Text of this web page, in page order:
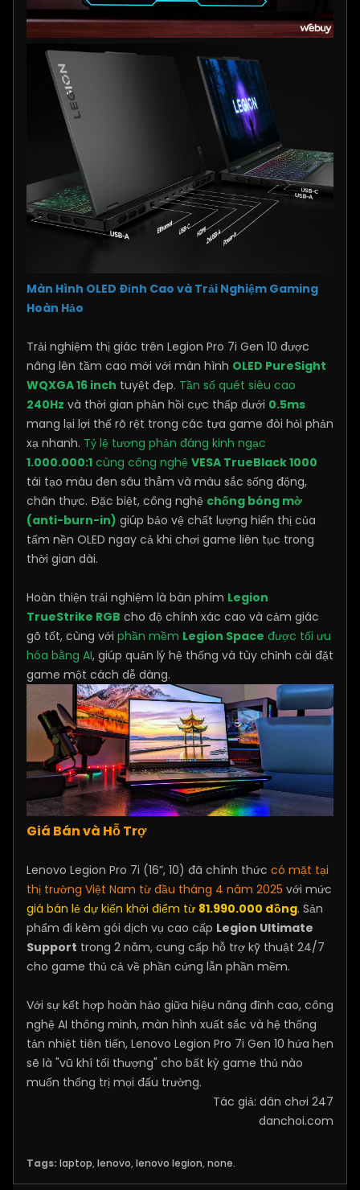
Màn Hình OLED Đỉnh Cao và Trải Nghiệm Gaming
Hoàn Hảo
Trải nghiệm thị giác trên Legion Pro 7i Gen 10 được
nâng lên tầm cao mới với màn hình OLED PureSight
WQXGA 16 inch tuyệt đẹp. Tần số quét siêu cao
240Hz và thời gian phản hồi cực thấp dưới 0.5ms
mang lại lợi thế rõ rệt trong các tựa game đòi hỏi phản
xạ nhanh. Tỷ lệ tương phản đáng kinh ngạc
1.000.000:1 cùng công nghệ VESA TrueBlack 1000
tái tạo màu đen sâu thẳm và màu sắc sống động,
chân thực. Đặc biệt, công nghệ chống bóng mờ
(anti-burn-in) giúp bảo vệ chất lượng hiển thị của
tấm nền OLED ngay cả khi chơi game liên tục trong
thời gian dài.
Hoàn thiện trải nghiệm là bàn phím Legion
TrueStrike RGB cho độ chính xác cao và cảm giác
gõ tốt, cùng với phần mềm Legion Space được tối ưu
hóa bằng AI, giúp quản lý hệ thống và tùy chỉnh cài đặt
game một cách dễ dàng.
Giá Bán và Hỗ Trợ
Lenovo Legion Pro 7i (16”, 10) đã chính thức có mặt tại
thị trường Việt Nam từ đầu tháng 4 năm 2025 với mức
giá bán lẻ dự kiến khởi điểm từ 81.990.000 đồng. Sản
phẩm đi kèm gói dịch vụ cao cấp Legion Ultimate
Support trong 2 năm, cung cấp hỗ trợ kỹ thuật 24/7
cho game thủ cả về phần cứng lẫn phần mềm.
Với sự kết hợp hoàn hảo giữa hiệu năng đỉnh cao, công
nghệ AI thông minh, màn hình xuất sắc và hệ thống
tản nhiệt tiên tiến, Lenovo Legion Pro 7i Gen 10 hứa hẹn
sẽ là "vũ khí tối thượng" cho bất kỳ game thủ nào
muốn thống trị mọi đấu trường.
Tác giả: dân chơi 247
danchoi.com
Tags: laptop, lenovo, lenovo legion, none.